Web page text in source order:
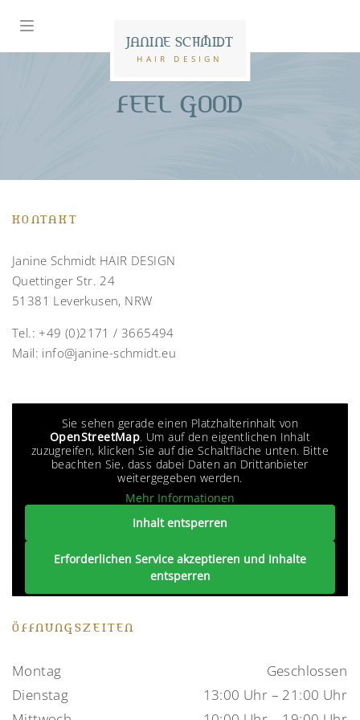
JANINE SCHMIDT
HAIR DESIGN
FEEL GOOD
KONTAKT
Janine Schmidt HAIR DESIGN
Quettinger Str. 24
51381 Leverkusen, NRW
Tel.:+49 (0)2171 / 3665494
Mail: info@janine-schmidt.eu
Sie sehen gerade einen Platzhalterinhalt von
OpenStreetMap. Um auf den eigentlichen Inhalt
zuzugreifen, klicken Sie auf die Schaltfläche unten. Bitte
beachten Sie, dass dabei Daten an Drittanbieter
weitergegeben werden.
Mehr Informationen
Inhalt entsperren
Erforderlichen Service akzeptieren und Inhalte
entsperren
ÖFFNUNGSZEITEN
Montag
Geschlossen
Dienstag
13:00 Uhr – 21:00 Uhr